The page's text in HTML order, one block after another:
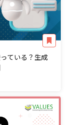
ている？生成